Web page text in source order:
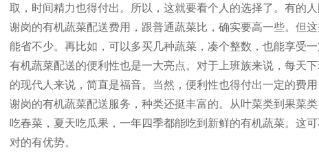
取，时间精力也得付出。所以，这就要看个人的选择了。有的
谢岗的有机蔬菜配送费用，跟普通蔬菜比，确实要高一些。但
能省不少。再比如，可以多买几种蔬菜，凑个整数，也能享受
有机蔬菜配送的便利性也是一大亮点。对于上班族来说，每天
的现代人来说，简直是福音。当然，便利性也得付出一定的费
谢岗的有机蔬菜配送服务，种类还挺丰富的。从叶菜类到果菜
吃春菜，夏天吃瓜果，一年四季都能吃到新鲜的有机蔬菜。这
对的有优势。